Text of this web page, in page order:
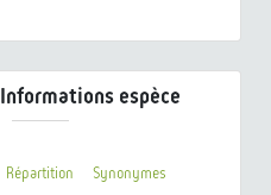
Informations espèce
Répartition Synonymes